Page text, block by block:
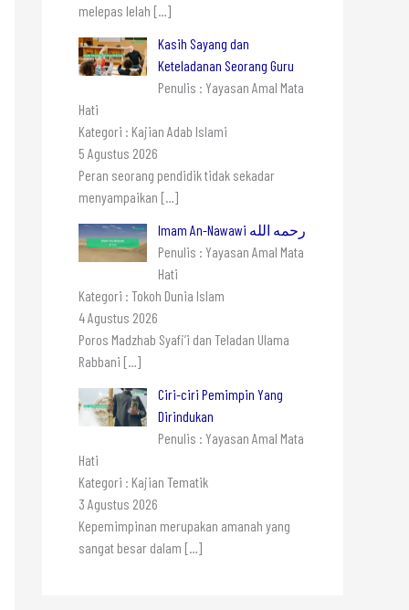
melepas lelah […]
Kasih Sayang dan
Keteladanan Seorang Guru
Penulis : Yayasan Amal Mata
Hati
Kategori : Kajian Adab Islami
5 Agustus 2026
Peran seorang pendidik tidak sekadar
menyampaikan […]
Imam An-Nawawi رحمه الله
Penulis : Yayasan Amal Mata
Hati
Kategori : Tokoh Dunia Islam
4 Agustus 2026
Poros Madzhab Syafi’i dan Teladan Ulama
Rabbani […]
Ciri-ciri Pemimpin Yang
Dirindukan
Penulis : Yayasan Amal Mata
Hati
Kategori : Kajian Tematik
3 Agustus 2026
Kepemimpinan merupakan amanah yang
sangat besar dalam […]